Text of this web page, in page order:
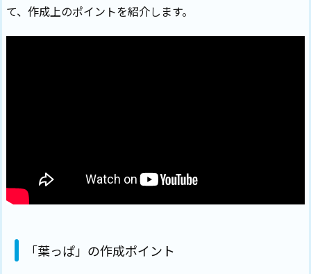
て、作成上のポイントを紹介します。
「葉っぱ」の作成ポイント